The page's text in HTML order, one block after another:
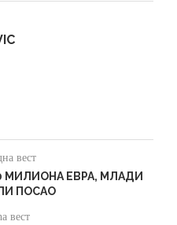
вест
МИЛИОНА ЕВРА, МЛАДИ
ПОСАО
вест